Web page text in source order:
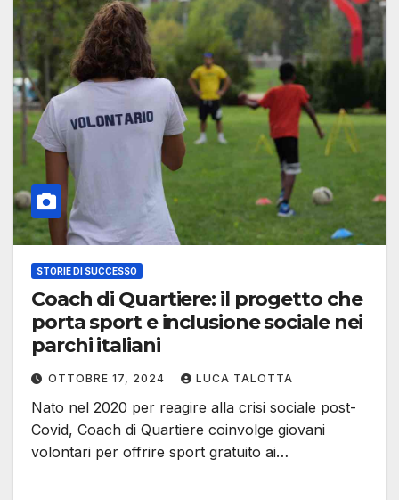
STORIE DI SUCCESSO
Coach di Quartiere: il progetto che
porta sport e inclusione sociale nei
parchi italiani
OTTOBRE 17, 2024 LUCA TALOTTA
Nato nel 2020 per reagire alla crisi sociale post-
Covid, Coach di Quartiere coinvolge giovani
volontari per offrire sport gratuito ai…